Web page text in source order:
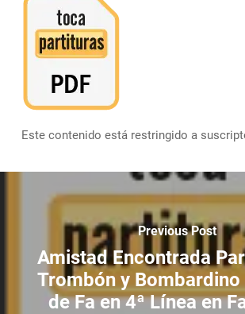
Este contenido está restringido a
Previous Post
Amistad Encontrada
Trombón y Bombardino
de Fa en 4ª Línea en